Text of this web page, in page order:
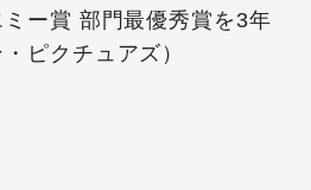
ー賞 部門最優秀賞を3年
ピクチュアズ）